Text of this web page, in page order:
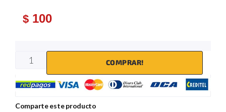
$ 100
COMPRAR!
Comparte este producto